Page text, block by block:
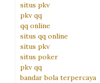
situs pkv
pkv qq
qq online
situs qq online
situs pkv
situs poker
pkv qq
bandar bola terpercaya